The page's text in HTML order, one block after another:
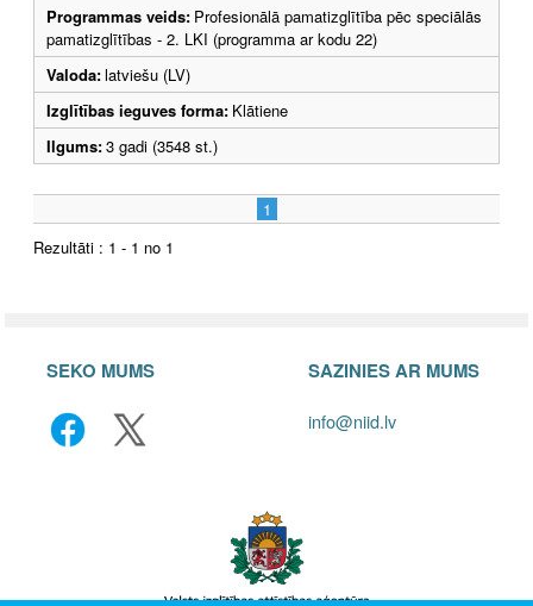
Programmas veids: Profesionālā pamatizglītība pēc speciālās
pamatizglītības - 2. LKI (programma ar kodu 22)
Valoda:latviešu (LV)
Izglītības ieguves forma: Klātiene
Ilgums:3 gadi (3548 st.)
1
Rezultāti : 1 - 1 no 1
SEKO MUMS SAZINIES AR MUMS
info@niid.lv